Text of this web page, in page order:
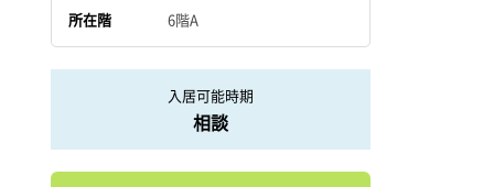
所在階 6階A
入居可能時期
相談